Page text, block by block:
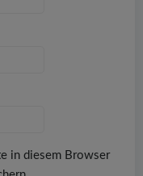
in diesem Browser